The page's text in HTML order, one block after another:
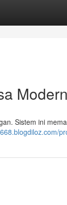
Modern
Sistem ini